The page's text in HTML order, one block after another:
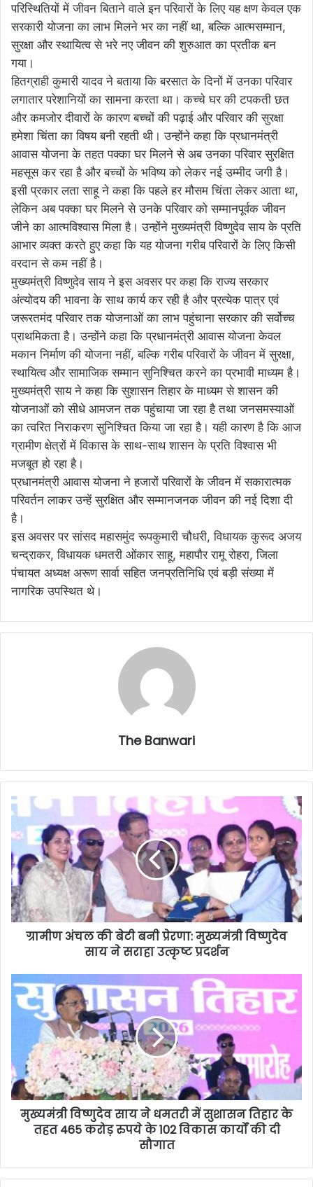
परिस्थितियों में जीवन बिताने वाले इन परिवारों के लिए यह क्षण केवल एक
सरकारी योजना का लाभ मिलने भर का नहीं था, बल्कि आत्मसम्मान,
सुरक्षा और स्थायित्व से भरे नए जीवन की शुरुआत का प्रतीक बन
गया।
हितग्राही कुमारी यादव ने बताया कि बरसात के दिनों में उनका परिवार
लगातार परेशानियों का सामना करता था। कच्चे घर की टपकती छत
और कमजोर दीवारों के कारण बच्चों की पढ़ाई और परिवार की सुरक्षा
हमेशा चिंता का विषय बनी रहती थी। उन्होंने कहा कि प्रधानमंत्री
आवास योजना के तहत पक्का घर मिलने से अब उनका परिवार सुरक्षित
महसूस कर रहा है और बच्चों के भविष्य को लेकर नई उम्मीद जगी है।
इसी प्रकार लता साहू ने कहा कि पहले हर मौसम चिंता लेकर आता था,
लेकिन अब पक्का घर मिलने से उनके परिवार को सम्मानपूर्वक जीवन
जीने का आत्मविश्वास मिला है। उन्होंने मुख्यमंत्री विष्णुदेव साय के प्रति
आभार व्यक्त करते हुए कहा कि यह योजना गरीब परिवारों के लिए किसी
वरदान से कम नहीं है।
मुख्यमंत्री विष्णुदेव साय ने इस अवसर पर कहा कि राज्य सरकार
अंत्योदय की भावना के साथ कार्य कर रही है और प्रत्येक पात्र एवं
जरूरतमंद परिवार तक योजनाओं का लाभ पहुंचाना सरकार की सर्वोच्च
प्राथमिकता है। उन्होंने कहा कि प्रधानमंत्री आवास योजना केवल
मकान निर्माण की योजना नहीं, बल्कि गरीब परिवारों के जीवन में सुरक्षा,
स्थायित्व और सामाजिक सम्मान सुनिश्चित करने का प्रभावी माध्यम है।
मुख्यमंत्री साय ने कहा कि सुशासन तिहार के माध्यम से शासन की
योजनाओं को सीधे आमजन तक पहुंचाया जा रहा है तथा जनसमस्याओं
का त्वरित निराकरण सुनिश्चित किया जा रहा है। यही कारण है कि आज
ग्रामीण क्षेत्रों में विकास के साथ-साथ शासन के प्रति विश्वास भी
मजबूत हो रहा है।
प्रधानमंत्री आवास योजना ने हजारों परिवारों के जीवन में सकारात्मक
परिवर्तन लाकर उन्हें सुरक्षित और सम्मानजनक जीवन की नई दिशा दी
है।
इस अवसर पर सांसद महासमुंद रूपकुमारी चौधरी, विधायक कुरूद अजय
चन्द्राकर, विधायक धमतरी ओंकार साहू, महापौर रामू रोहरा, जिला
पंचायत अध्यक्ष अरूण सार्वा सहित जनप्रतिनिधि एवं बड़ी संख्या में
नागरिक उपस्थित थे।
The Banwari
ग्रामीण अंचल की बेटी बनी प्रेरणा: मुख्यमंत्री विष्णुदेव
साय ने सराहा उत्कृष्ट प्रदर्शन
मुख्यमंत्री विष्णुदेव साय ने धमतरी में सुशासन तिहार के
तहत 465 करोड़ रुपये के 102 विकास कार्यों की दी
सौगात